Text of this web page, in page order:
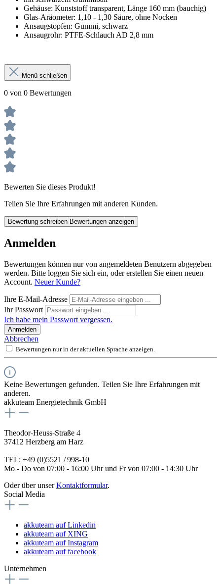
Gehäuse: Kunststoff transparent, Länge 160 mm (bauchig)
Glas-Aräometer: 1,10 - 1,30 Säure, ohne Nocken
Ansaugstopfen: Gummi, schwarz
Ansaugrohr: PTFE-Schlauch AD 2,8 mm
Menü schließen
0 von 0 Bewertungen
Bewerten Sie dieses Produkt!
Teilen Sie Ihre Erfahrungen mit anderen Kunden.
Bewertung schreiben Bewertungen anzeigen
Anmelden
Bewertungen können nur von angemeldeten Benutzern abgegeben
werden. Bitte loggen Sie sich ein, oder erstellen Sie einen neuen
Account. Neuer Kunde?
Ihre E-Mail-Adresse
Ihr Passwort
Ich habe mein Passwort vergessen.
Anmelden
Abbrechen
Bewertungen nur in der aktuellen Sprache anzeigen.
Keine Bewertungen gefunden. Teilen Sie Ihre Erfahrungen mit
anderen.
akkuteam Energietechnik GmbH
Theodor-Heuss-Straße 4
37412 Herzberg am Harz
TEL: +49 (0)5521 / 998-10
Mo - Do von 07:00 - 16:00 Uhr und Fr von 07:00 - 14:30 Uhr
Oder über unserKontaktformular.
Social Media
akkuteam auf Linkedin
akkuteam auf XING
akkuteam auf Instagram
akkuteam auf facebook
Unternehmen